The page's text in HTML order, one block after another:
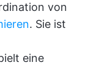
von
. Sie ist
eine